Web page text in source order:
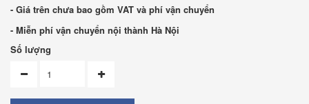
- Giá trên chưa bao gồm VAT và phí vận chuyển
- Miễn phí vận chuyển nội thành Hà Nội
Số lượng